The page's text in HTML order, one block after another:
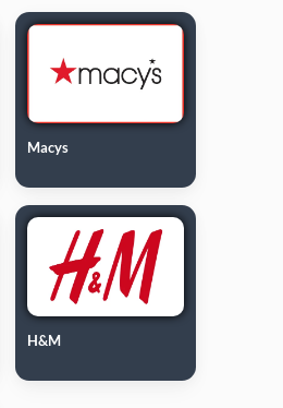
Macys
H&M